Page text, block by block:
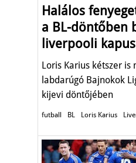
Halálos
a BL-döntőben
liverpooli kapus
Loris Karius kétszer is
labdarúgó Bajnokok
kijevi döntőjében
futball BL Loris Karius